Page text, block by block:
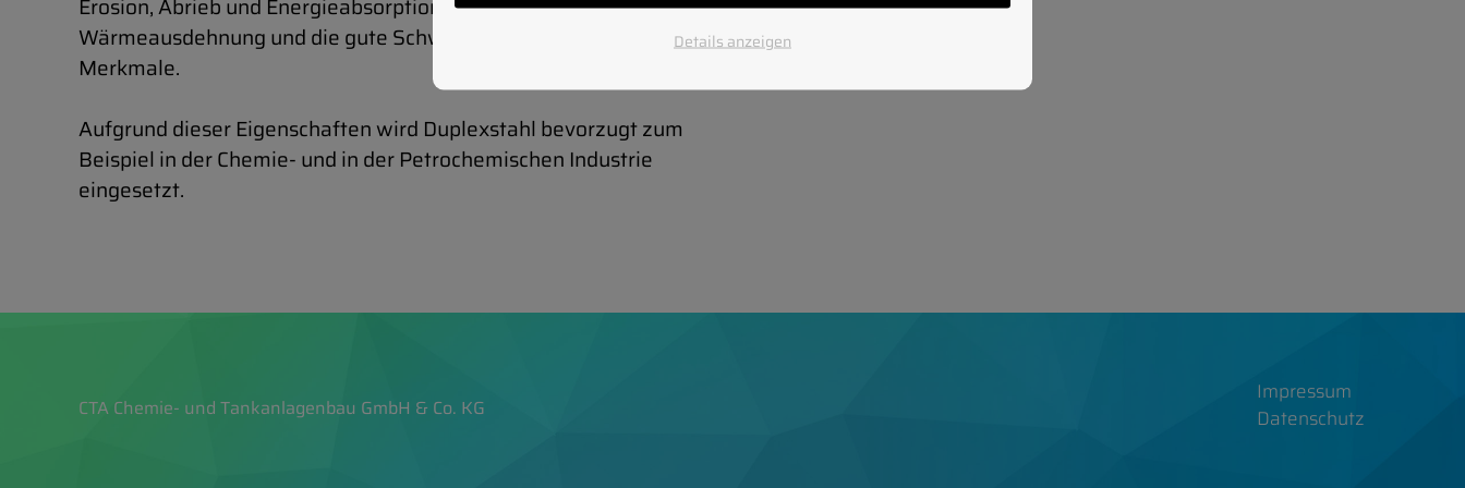
Wärmeausdehnung und die gute Schweißbarkeit sind weitere
Merkmale.
Aufgrund dieser Eigenschaften wird Duplexstahl bevorzugt zum
Beispiel in der Chemie- und in der Petrochemischen Industrie
eingesetzt.
CTA Chemie- und Tankanlagenbau GmbH & Co. KG
Impressum
Datenschutz
Details anzeigen